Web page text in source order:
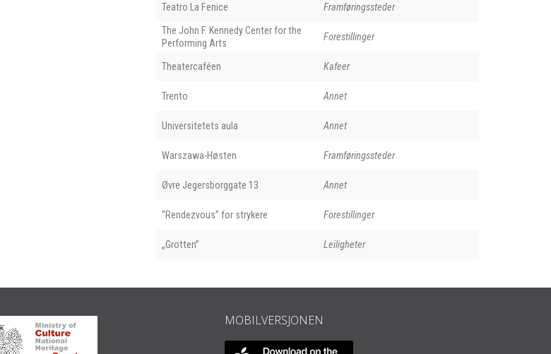
Teatro La Fenice Framføringssteder
The John F. Kennedy Center for the
Performing Arts
Forestillinger
Theatercaféen Kafeer
Trento Annet
Universitetets aula Annet
Warszawa-Høsten Framføringssteder
Øvre Jegersborggate 13 Annet
“Rendezvous” for strykere Forestillinger
„Grotten” Leiligheter
MOBILVERSJONEN